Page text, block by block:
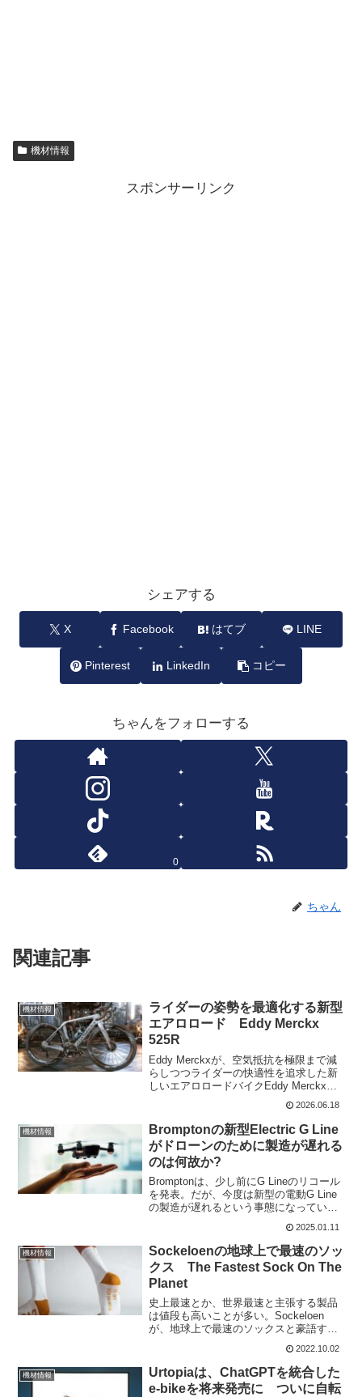
機材情報
スポンサーリンク
シェアする
X Facebook はてブ LINE
Pinterest LinkedIn コピー
ちゃんをフォローする
0
ちゃん
関連記事
機材情報
ライダーの姿勢を最適化する新型
エアロロード Eddy Merckx
525R
Eddy Merckxが、空気抵抗を極限まで減
らしつつライダーの快適性を追求した新
しいエアロロードバイクEddy Merckx
525Rを発表した。プロ選手だけでなく、
より幅広い層のサイクリストが最適なポ
ジションをとれるように設計されたプ
ロ...
2026.06.18
機材情報
Bromptonの新型Electric G Line
がドローンのために製造が遅れる
のは何故か?
Bromptonは、少し前にG Lineのリコール
を発表。だが、今度は新型の電動G Line
の製造が遅れるという事態になってい
る。ドローンが何故関係あるのか?
Brompton e-bike pa...
2025.01.11
機材情報
Sockeloenの地球上で最速のソッ
クス The Fastest Sock On The
Planet
史上最速とか、世界最速と主張する製品
は値段も高いことが多い。Sockeloen
が、地球上で最速のソックスと豪語する
The Fastest Sock On The Planetも1,000
ユーロ(約14万円)とまあ高い。地球最速
のソックスであ...
2022.10.02
機材情報
Urtopiaは、ChatGPTを統合した
e-bikeを将来発売に ついに自転